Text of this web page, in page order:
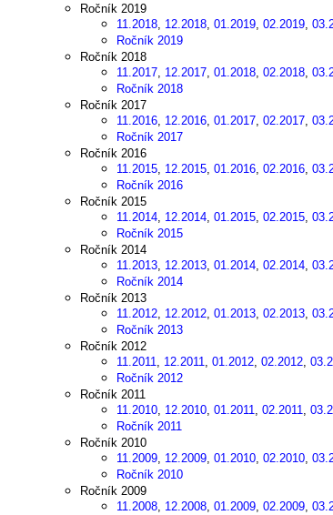
Ročník 2019
11.2018, 12.2018, 01.2019, 02.2019,
Ročník 2019
Ročník 2018
11.2017, 12.2017, 01.2018, 02.2018,
Ročník 2018
Ročník 2017
11.2016, 12.2016, 01.2017, 02.2017,
Ročník 2017
Ročník 2016
11.2015, 12.2015, 01.2016, 02.2016,
Ročník 2016
Ročník 2015
11.2014, 12.2014, 01.2015, 02.2015,
Ročník 2015
Ročník 2014
11.2013, 12.2013, 01.2014, 02.2014,
Ročník 2014
Ročník 2013
11.2012, 12.2012, 01.2013, 02.2013,
Ročník 2013
Ročník 2012
11.2011, 12.2011, 01.2012, 02.2012,
Ročník 2012
Ročník 2011
11.2010, 12.2010, 01.2011, 02.2011,
Ročník 2011
Ročník 2010
11.2009, 12.2009, 01.2010, 02.2010,
Ročník 2010
Ročník 2009
11.2008, 12.2008, 01.2009, 02.2009,